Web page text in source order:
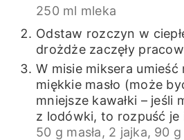
250 ml mleka
Odstaw rozczyn w
drożdże zaczęły
W misie miksera umieść
miękkie masło (może
mniejsze kawałki – jeśli
z lodówki, to rozpuść je
50 g masła, 2 jajka, 90 g